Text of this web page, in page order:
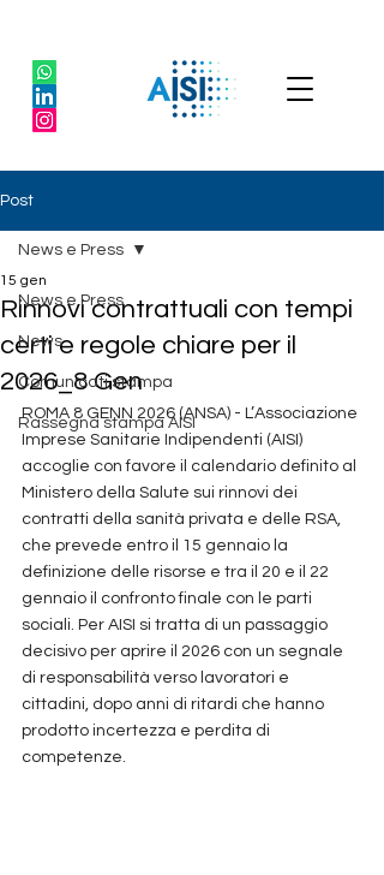
Post
News e Press
News
Comunicati stampa
Rassegna stampa AISI
News e Press
Rinnovi contrattuali con tempi
certi e regole chiare per il
2026_8 Gen
15 gen
ROMA 8 GENN 2026 (ANSA) - L’Associazione
Imprese Sanitarie Indipendenti (AISI)
accoglie con favore il calendario definito al
Ministero della Salute sui rinnovi dei
contratti della sanità privata e delle RSA,
che prevede entro il 15 gennaio la
definizione delle risorse e tra il 20 e il 22
gennaio il confronto finale con le parti
sociali. Per AISI si tratta di un passaggio
decisivo per aprire il 2026 con un segnale
di responsabilità verso lavoratori e
cittadini, dopo anni di ritardi che hanno
prodotto incertezza e perdita di
competenze.